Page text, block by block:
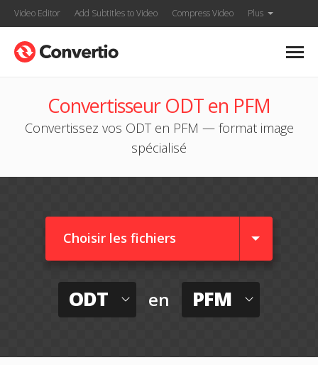
Video Editor Add Subtitles to Video Compress Video Plus
Convertisseur ODT en PFM
Convertissez vos ODT en PFM — format image
spécialisé
Choisir les fichiers
ODT en PFM